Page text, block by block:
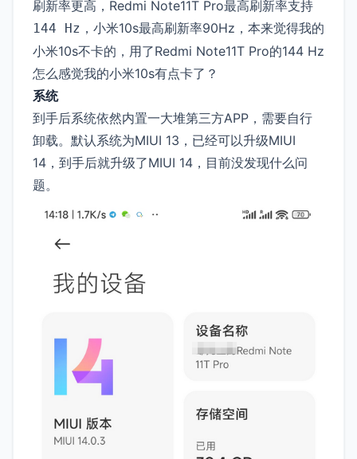
刷新率更高，Redmi Note11T Pro最高刷新率支持
144 Hz ，小米10s最高刷新率90Hz，本来觉得我的
小米10s不卡的，用了Redmi Note11T Pro的144 Hz
怎么感觉我的小米10s有点卡了？
系统
到手后系统依然内置一大堆第三方APP，需要自行
卸载。默认系统为MIUI 13，已经可以升级MIUI
14，到手后就升级了MIUI 14，目前没发现什么问
题。